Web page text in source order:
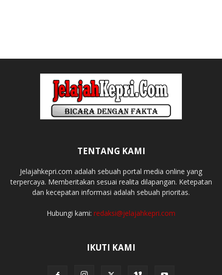
TENTANG KAMI
Jelajahkepri.com adalah sebuah portal media online yang
terpercaya. Memberitakan sesuai realita dilapangan. Ketepatan
dan kecepatan informasi adalah sebuah prioritas.
Hubungi kami: redaksi@jelajahkepri.com
IKUTI KAMI